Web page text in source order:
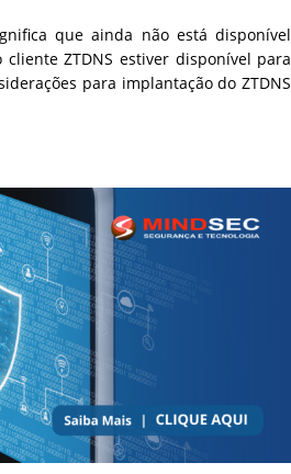
que ainda não está disponível
ZTDNS estiver disponível para
para implantação do ZTDNS